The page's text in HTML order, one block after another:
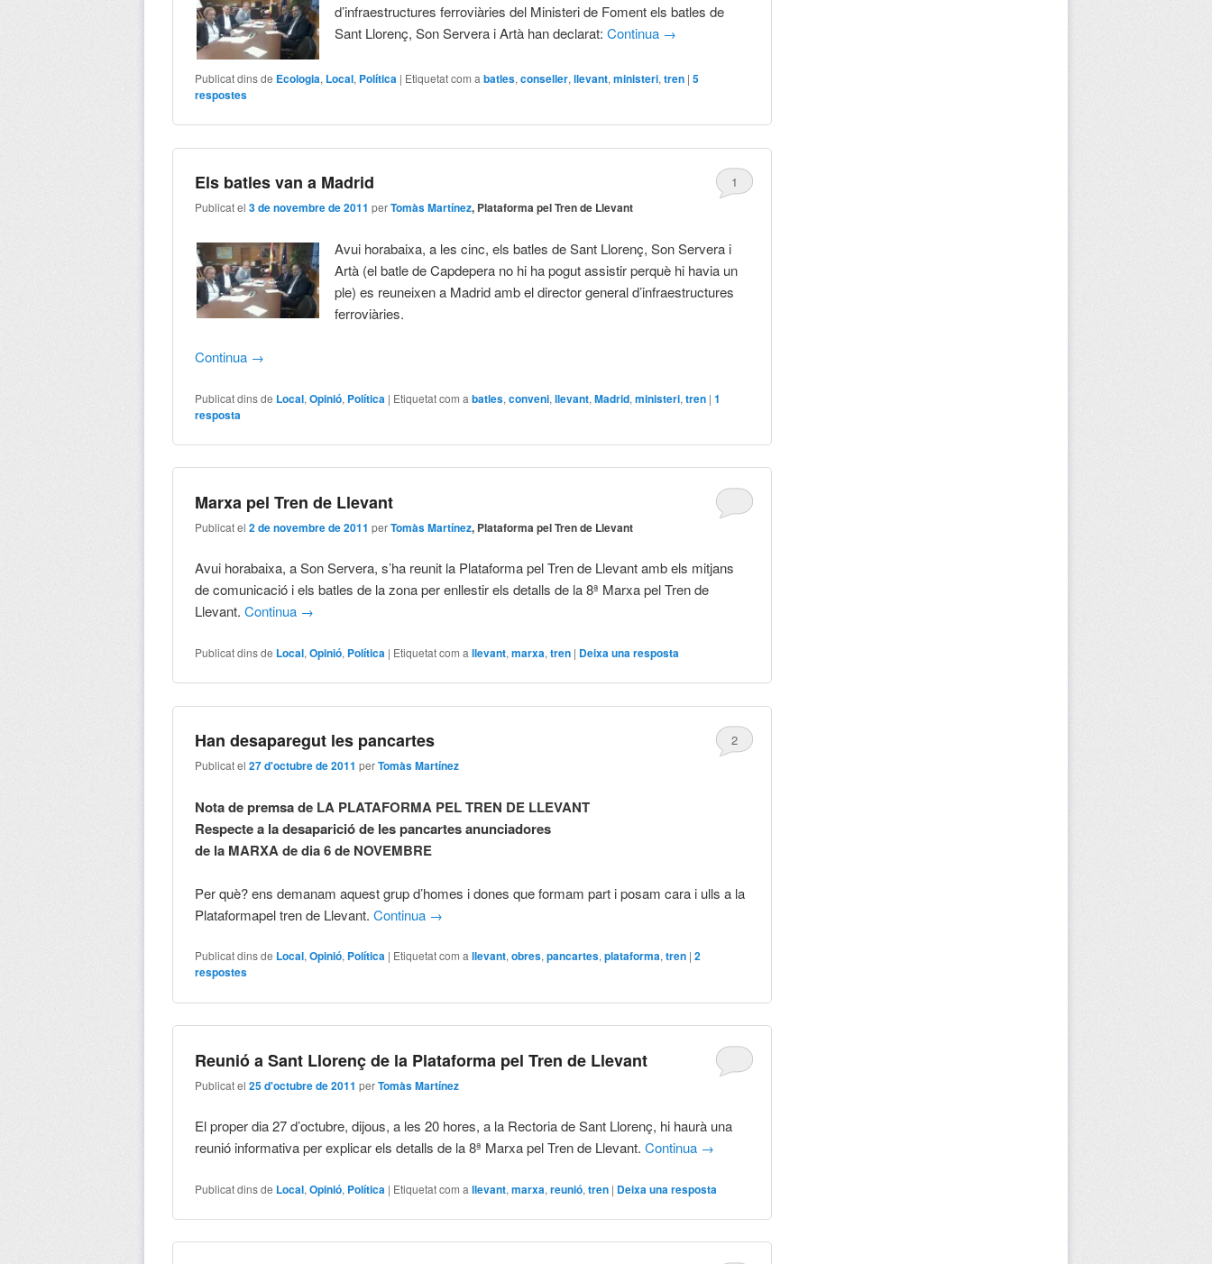
d’infraestructures ferroviàries del Ministeri de Foment els batles de
Sant Llorenç, Son Servera i Artà han declarat:Continua →
Publicat dins de Ecologia, Local, Política | Etiquetat com a batles,conseller,llevant,ministeri,tren |5
respostes
Els batles van a Madrid
Publicat el3 de novembre de 2011 perTomàs Martínez, Plataforma pel Tren de Llevant
1
Avui horabaixa, a les cinc, els batles de Sant Llorenç, Son Servera i
Artà (el batle de Capdepera no hi ha pogut assistir perquè hi havia un
ple) es reuneixen a Madrid amb el director general d’infraestructures
ferroviàries.
Continua →
Publicat dins de Local,Opinió, Política | Etiquetat com a batles,conveni,llevant,Madrid,ministeri,tren |1
resposta
Marxa pel Tren de Llevant
Publicat el2 de novembre de 2011 perTomàs Martínez, Plataforma pel Tren de Llevant
Avui horabaixa, a Son Servera, s’ha reunit la Plataforma pel Tren de Llevant amb els mitjans
de comunicació i els batles de la zona per enllestir els detalls de la 8ª Marxa pel Tren de
Llevant.Continua →
Publicat dins de Local,Opinió, Política | Etiquetat com a llevant,marxa,tren | Deixa una resposta
Han desaparegut les pancartes
Publicat el27 d'octubre de 2011 perTomàs Martínez
2
Nota de premsa de LA PLATAFORMA PEL TREN DE LLEVANT
Respecte a la desaparició de les pancartes anunciadores
de la MARXA de dia 6 de NOVEMBRE
Per què? ens demanam aquest grup d’homes i dones que formam part i posam cara i ulls a la
Plataformapel tren de Llevant.Continua →
Publicat dins de Local,Opinió, Política | Etiquetat com allevant,obres,pancartes,plataforma,tren |2
respostes
Reunió a Sant Llorenç de la Plataforma pel Tren de Llevant
Publicat el25 d'octubre de 2011 perTomàs Martínez
El proper dia 27 d’octubre, dijous, a les 20 hores, a la Rectoria de Sant Llorenç, hi haurà una
reunió informativa per explicar els detalls de la 8ª Marxa pel Tren de Llevant.Continua →
Publicat dins de Local,Opinió, Política | Etiquetat com a llevant,marxa,reunió,tren | Deixa una resposta